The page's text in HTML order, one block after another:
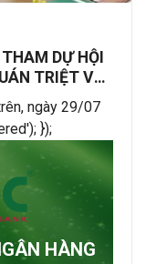
DỰ HỘI
TRIỆT VÀ
LẦN THỨ
ĐẢNG
ngày 29/07
});
HÀNG